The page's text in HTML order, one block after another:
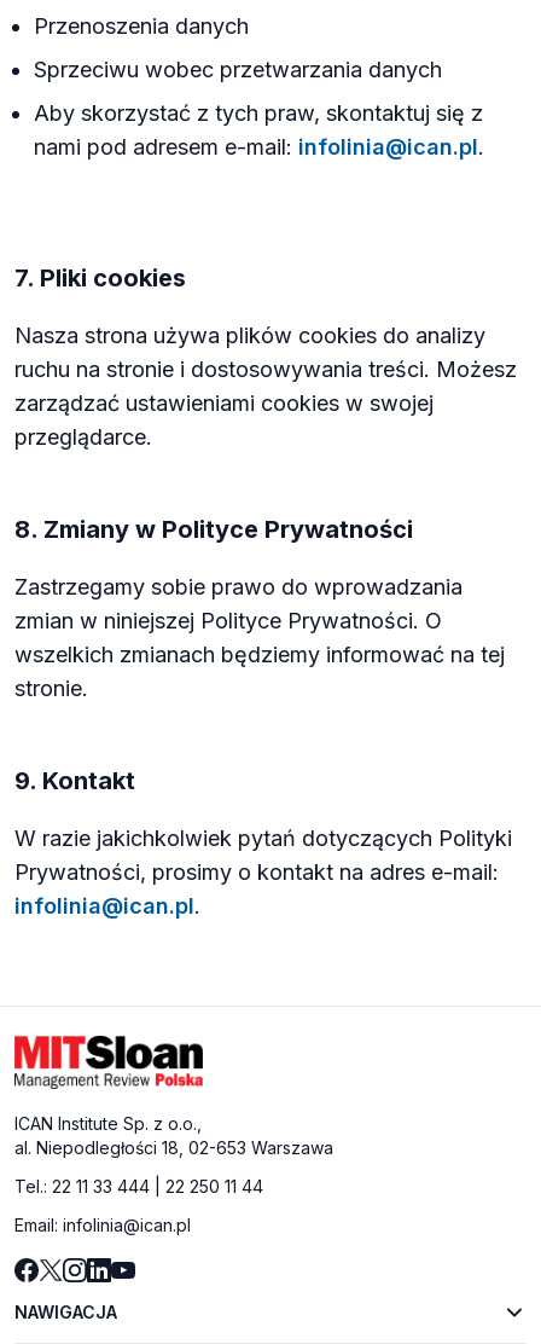
Przenoszenia danych
Sprzeciwu wobec przetwarzania danych
Aby skorzystać z tych praw, skontaktuj się z
nami pod adresem e-mail: infolinia@ican.pl.
7. Pliki cookies
Nasza strona używa plików cookies do analizy
ruchu na stronie i dostosowywania treści. Możesz
zarządzać ustawieniami cookies w swojej
przeglądarce.
8. Zmiany w Polityce Prywatności
Zastrzegamy sobie prawo do wprowadzania
zmian w niniejszej Polityce Prywatności. O
wszelkich zmianach będziemy informować na tej
stronie.
9. Kontakt
W razie jakichkolwiek pytań dotyczących Polityki
Prywatności, prosimy o kontakt na adres e-mail:
infolinia@ican.pl.
NAWIGACJA
ICAN Institute Sp. z o.o.,
al. Niepodległości 18, 02-653 Warszawa
Tel.: 22 11 33 444
22 250 11 44
Email: infolinia@ican.pl